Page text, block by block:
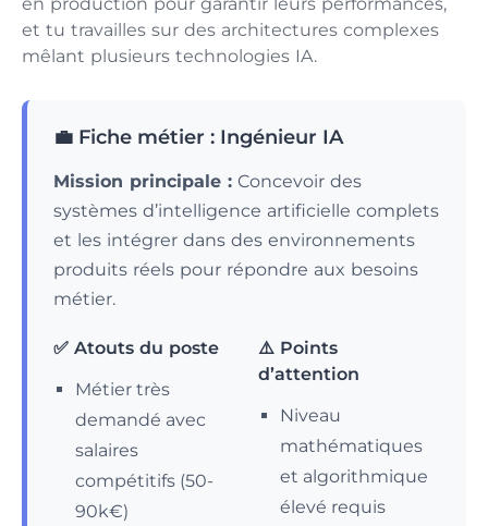
et tu travailles sur des architectures complexes
mêlant plusieurs technologies IA.
💼 Fiche métier : Ingénieur IA
Mission principale : Concevoir des
systèmes d’intelligence artificielle complets
et les intégrer dans des environnements
produits réels pour répondre aux besoins
métier.
✅ Atouts du poste
Métier très
demandé avec
salaires
compétitifs (50-
90k€)
⚠️ Points
d’attention
Niveau
mathématiques
et algorithmique
élevé requis